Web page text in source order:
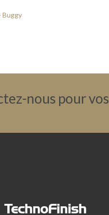
Buggy
nous pour vos